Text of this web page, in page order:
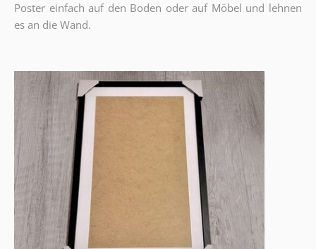
Poster einfach auf den Boden oder auf Möbel und lehnen
es an die Wand.